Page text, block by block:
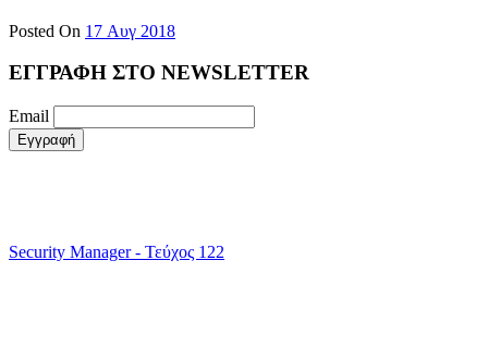
Posted On 17 Αυγ 2018
ΕΓΓΡΑΦΗ ΣΤΟ NEWSLETTER
Email
Security Manager - Τεύχος 122